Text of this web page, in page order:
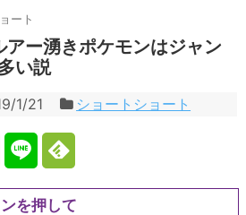
ート
アー湧きポケモンはジャン
い説
1/21 ショートショート
を押して